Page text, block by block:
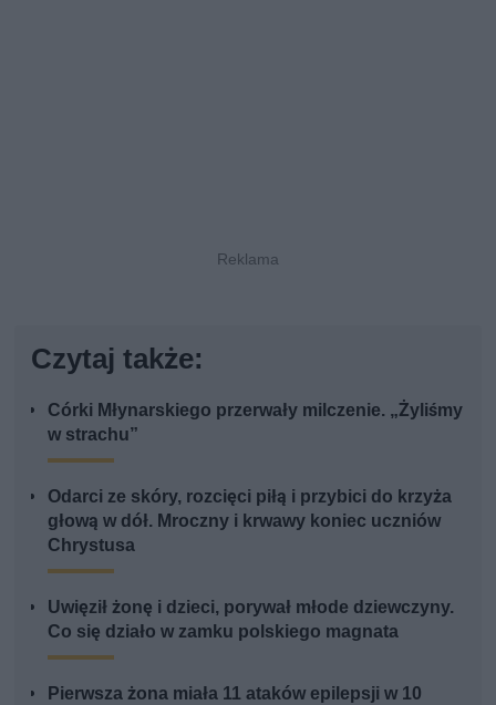
Czytaj także:
Córki Młynarskiego przerwały milczenie. „Żyliśmy
w strachu”
Odarci ze skóry, rozcięci piłą i przybici do krzyża
głową w dół. Mroczny i krwawy koniec uczniów
Chrystusa
Uwięził żonę i dzieci, porywał młode dziewczyny.
Co się działo w zamku polskiego magnata
Pierwsza żona miała 11 ataków epilepsji w 10